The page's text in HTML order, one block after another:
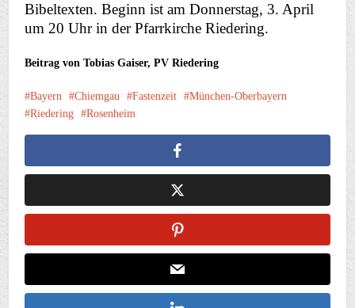
Bibeltexten. Beginn ist am Donnerstag, 3. April
um 20 Uhr in der Pfarrkirche Riedering.
Beitrag von Tobias Gaiser, PV Riedering
Bayern Chiemgau Fastenzeit
München-Oberbayern
Riedering
Rosenheim